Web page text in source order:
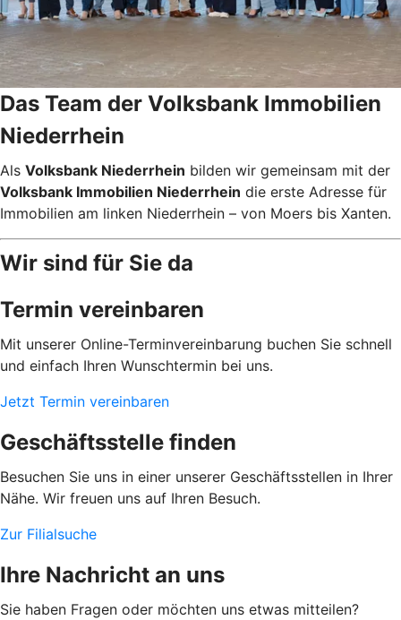
Das Team der Volksbank Immobilien
Niederrhein
Als Volksbank Niederrhein bilden wir gemeinsam mit der
Volksbank Immobilien Niederrhein die erste Adresse für
Immobilien am linken Niederrhein – von Moers bis Xanten.
Wir sind für Sie da
Termin vereinbaren
Mit unserer Online-Terminvereinbarung buchen Sie schnell
und einfach Ihren Wunschtermin bei uns.
Jetzt Termin vereinbaren
Geschäftsstelle finden
Besuchen Sie uns in einer unserer Geschäftsstellen in Ihrer
Nähe. Wir freuen uns auf Ihren Besuch.
Zur Filialsuche
Ihre Nachricht an uns
Sie haben Fragen oder möchten uns etwas mitteilen?